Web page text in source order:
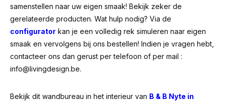
samenstellen naar uw eigen smaak! Bekijk zeker de
gerelateerde producten. Wat hulp nodig? Via de
configurator kan je een volledig rek simuleren naar eigen
smaak en vervolgens bij ons bestellen! Indien je vragen hebt,
contacteer ons dan gerust per telefoon of per mail :
info@livingdesign.be.
Bekijk dit wandbureau in het interieur van B & B Nyte in